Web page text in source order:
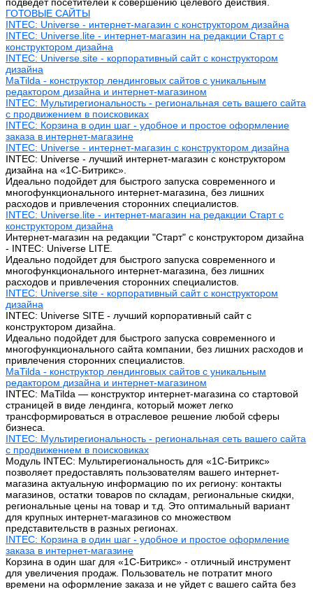
ГОТОВЫЕ САЙТЫ
INTEC: Universe - интернет-магазин с конструктором дизайна
INTEC: Universe.lite - интернет-магазин на редакции Старт с
конструктором дизайна
INTEC: Universe.site - корпоративный сайт с конструктором
дизайна
MaTilda - конструктор лендинговых сайтов с уникальным
редактором дизайна и интернет-магазином
INTEC: Мультирегиональность - региональная сеть вашего сайта
с продвижением в поисковиках
INTEC: Корзина в один шаг - удобное и простое оформление
заказа в интернет-магазине
INTEC: Universe - интернет-магазин с конструктором дизайна
INTEC: Universe - лучший интернет-магазин с конструктором
дизайна на «1C-Битрикс».
Идеально подойдет для быстрого запуска современного и
многофункционального интернет-магазина, без лишних
расходов и привлечения сторонних специалистов.
INTEC: Universe.lite - интернет-магазин на редакции Старт с
конструктором дизайна
Интернет-магазин на редакции "Старт" с конструктором дизайна
- INTEC: Universe LITE.
Идеально подойдет для быстрого запуска современного и
многофункционального интернет-магазина, без лишних
расходов и привлечения сторонних специалистов.
INTEC: Universe.site - корпоративный сайт с конструктором
дизайна
INTEC: Universe SITE - лучший корпоративный сайт с
конструктором дизайна.
Идеально подойдет для быстрого запуска современного и
многофункционального сайта компании, без лишних расходов и
привлечения сторонних специалистов.
MaTilda - конструктор лендинговых сайтов с уникальным
редактором дизайна и интернет-магазином
INTEC: MaTilda — конструктор интернет-магазина со стартовой
страницей в виде лендинга, который может легко
трансформироваться в отраслевое решение любой сферы
бизнеса.
INTEC: Мультирегиональность - региональная сеть вашего сайта
с продвижением в поисковиках
Модуль INTEC: Мультирегиональность для «1С-Битрикс»
позволяет предоставлять пользователям вашего интернет-
магазина актуальную информацию по их региону: контакты
магазинов, остатки товаров по складам, региональные скидки,
региональные цены на товар и т.д. Это оптимальный вариант
для крупных интернет-магазинов со множеством
представительств в разных регионах.
INTEC: Корзина в один шаг - удобное и простое оформление
заказа в интернет-магазине
Корзина в один шаг для «1С-Битрикс» - отличный инструмент
для увеличения продаж. Пользователь не потратит много
времени на оформление заказа и не уйдет с вашего сайта без